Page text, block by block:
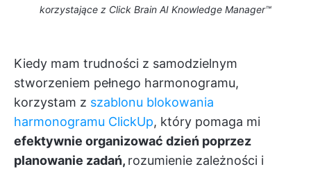
korzystające z Click Brain AI Knowledge Manager™
Kiedy mam trudności z samodzielnym
stworzeniem pełnego harmonogramu,
korzystam z szablonu blokowania
harmonogramu ClickUp, który pomaga mi
efektywnie organizować dzień poprzez
planowanie zadań, rozumienie zależności i